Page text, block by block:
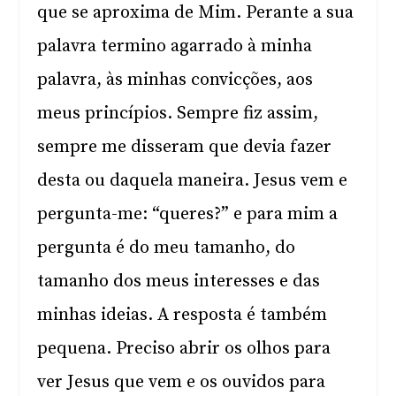
que se aproxima de Mim. Perante a sua
palavra termino agarrado à minha
palavra, às minhas convicções, aos
meus princípios. Sempre fiz assim,
sempre me disseram que devia fazer
desta ou daquela maneira. Jesus vem e
pergunta-me: “queres?” e para mim a
pergunta é do meu tamanho, do
tamanho dos meus interesses e das
minhas ideias. A resposta é também
pequena. Preciso abrir os olhos para
ver Jesus que vem e os ouvidos para